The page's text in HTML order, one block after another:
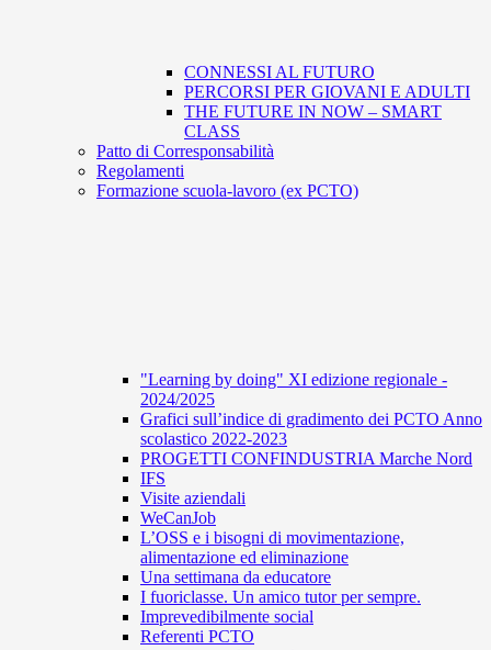
CONNESSI AL FUTURO
PERCORSI PER GIOVANI E ADULTI
THE FUTURE IN NOW – SMART
CLASS
Patto di Corresponsabilità
Regolamenti
Formazione scuola-lavoro (ex PCTO)
"Learning by doing" XI edizione regionale -
2024/2025
Grafici sull’indice di gradimento dei PCTO Anno
scolastico 2022-2023
PROGETTI CONFINDUSTRIA Marche Nord
IFS
Visite aziendali
WeCanJob
L’OSS e i bisogni di movimentazione,
alimentazione ed eliminazione
Una settimana da educatore
I fuoriclasse. Un amico tutor per sempre.
Imprevedibilmente social
Referenti PCTO